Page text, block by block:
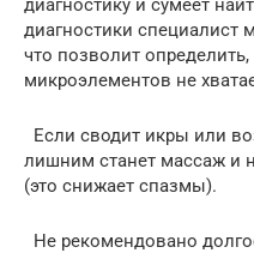
диагностику и сумеет
диагностики специалист
что позволит
микроэлементов не
Если сводит икры или
лишним станет массаж и
(это снижает спазмы).
Не рекомендовано